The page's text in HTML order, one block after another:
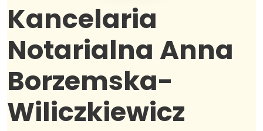
Kancelaria
Notarialna Anna
Borzemska-
Wiliczkiewicz